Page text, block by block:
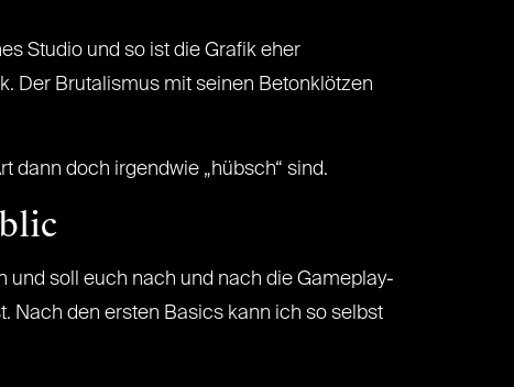
Studio und so ist die Grafik eher
Der Brutalismus mit seinen Betonklötzen
dann doch irgendwie „hübsch“ sind.
soll euch nach und nach die Gameplay-
Nach den ersten Basics kann ich so selbst